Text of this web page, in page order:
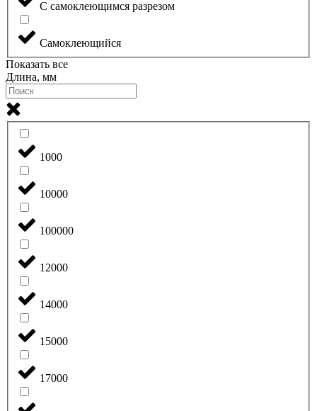
С самоклеющимся разрезом
Самоклеющийся
Показать все
Длина, мм
1000
10000
100000
12000
14000
15000
17000